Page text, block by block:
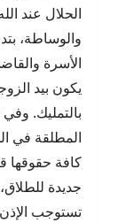
الحلال عند
والوساطة،
الأسرة
يكون بيد
بالتمليك.
المطلقة في
كافة حقوقها
جديدة للطلاق،
تستوجب